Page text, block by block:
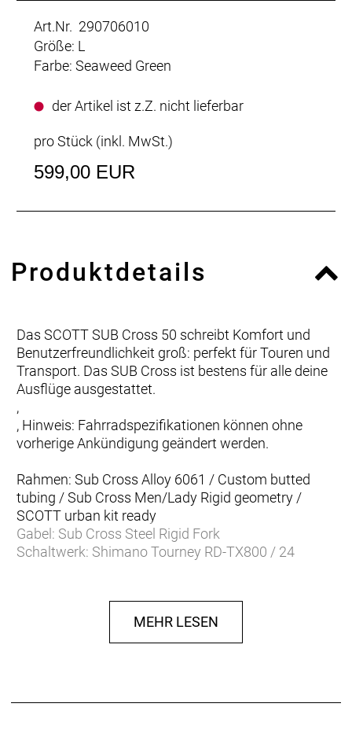
Art.Nr. 290706010
Größe: L
Farbe: Seaweed Green
der Artikel ist z.Z. nicht lieferbar
pro Stück (inkl. MwSt.)
599,00 EUR
Produktdetails
Das SCOTT SUB Cross 50 schreibt Komfort und
Benutzerfreundlichkeit groß: perfekt für Touren und
Transport. Das SUB Cross ist bestens für alle deine
Ausflüge ausgestattet.
,
, Hinweis: Fahrradspezifikationen können ohne
vorherige Ankündigung geändert werden.
Rahmen: Sub Cross Alloy 6061 / Custom butted
tubing / Sub Cross Men/Lady Rigid geometry /
SCOTT urban kit ready
Gabel: Sub Cross Steel Rigid Fork
Schaltwerk: Shimano Tourney RD-TX800 / 24
w/gear indicator
Umwerfer: Shimano FD-TY710 / 34.9mm
MEHR LESEN